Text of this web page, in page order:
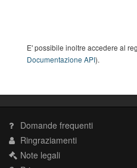
E' possibile inoltre accedere al
Documentazione API).
Domande frequenti
Ringraziamenti
Note legali